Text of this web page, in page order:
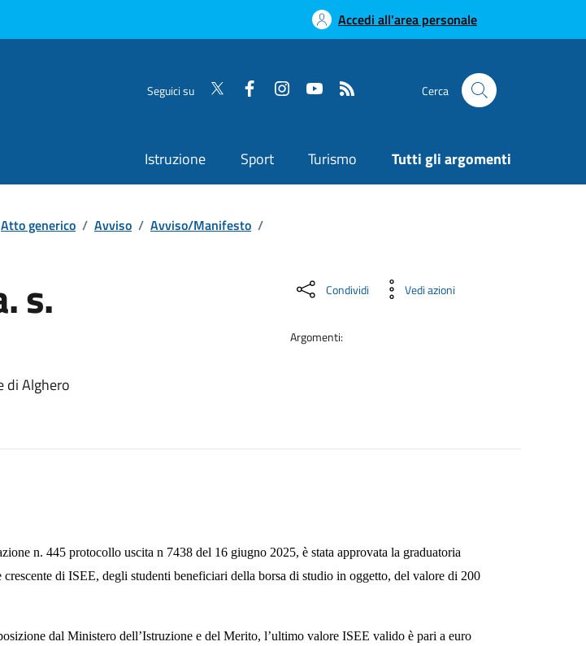
Accedi all'area personale
Seguici su Cerca
Istruzione Sport Turismo Tutti gli argomenti
Atto generico / Avviso / Avviso/Manifesto /
s.
di Alghero
Condividi Vedi azioni
Argomenti:
n. 445 protocollo uscita n 7438 del 16 giugno 2025, è stata approvata la graduatoria
di ISEE, degli studenti beneficiari della borsa di studio in oggetto, del valore di 200
dal Ministero dell’Istruzione e del Merito, l’ultimo valore ISEE valido è pari a euro